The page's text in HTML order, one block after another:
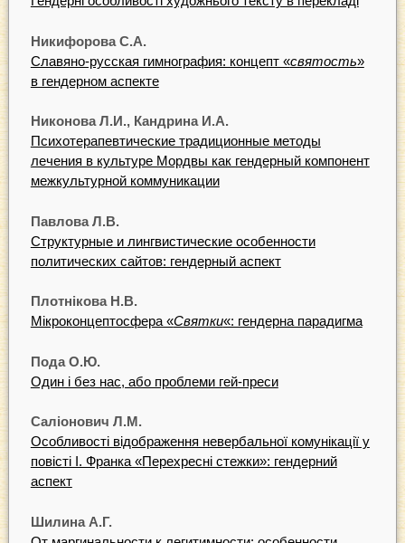
Никифорова С.А.
Славяно-русская гимнография: концепт «святость»
в гендерном аспекте
Никонова Л.И., Кандрина И.А.
Психотерапевтические традиционные методы
лечения в культуре Мордвы как гендерный компонент
межкультурной коммуникации
Павлова Л.В.
Структурные и лингвистические особенности
политических сайтов: гендерный аспект
Плотнікова Н.В.
Мікроконцептосфера «Святки«: гендерна парадигма
Пода О.Ю.
Один і без нас, або проблеми гей-преси
Саліонович Л.М.
Особливості відображення невербальної комунікації у
повісті І. Франка «Перехресні стежки»: гендерний
аспект
Шилина А.Г.